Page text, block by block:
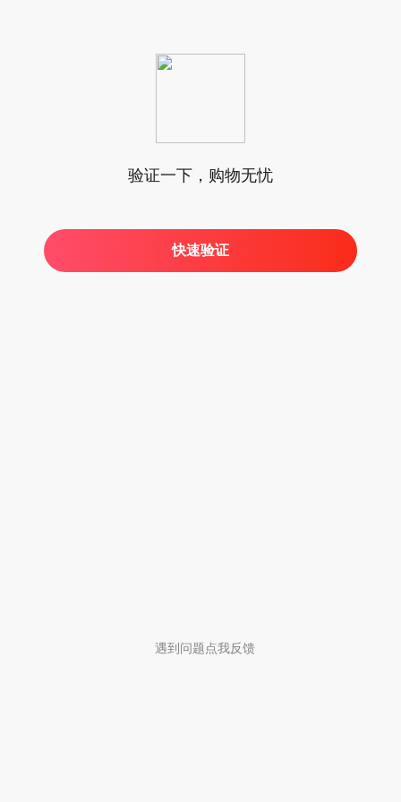
验证一下，购物无忧
快速验证
遇到问题点我反馈